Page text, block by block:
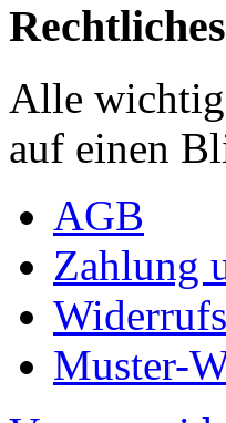
Rechtliches
Alle
auf einen
AGB
Zahlung
Muster-